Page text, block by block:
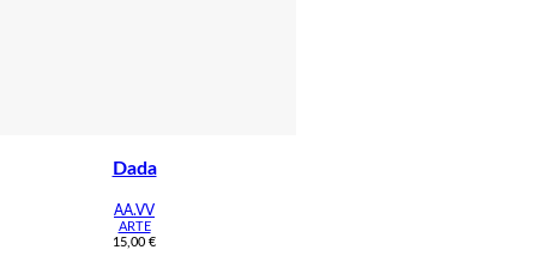
Dada
AA.VV
ARTE
15,00 €